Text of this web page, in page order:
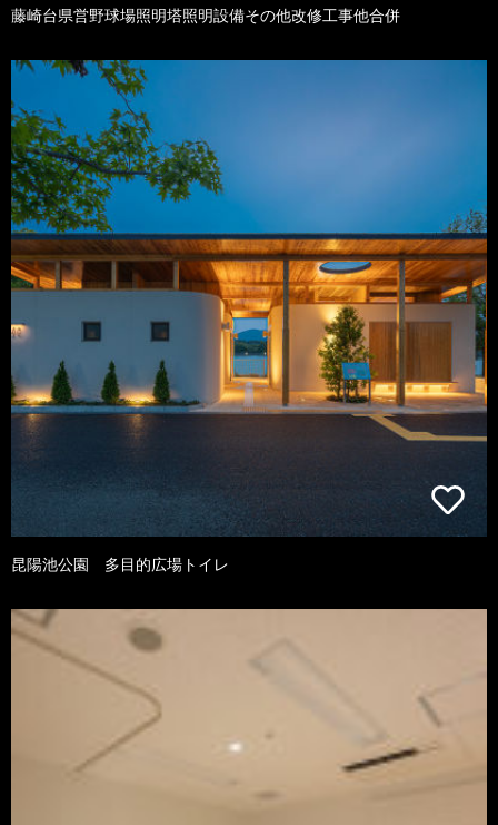
藤崎台県営野球場照明塔照明設備その他改修工事他合併
昆陽池公園 多目的広場トイレ